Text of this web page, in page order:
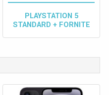
PLAYSTATION 5
STANDARD + FORNITE